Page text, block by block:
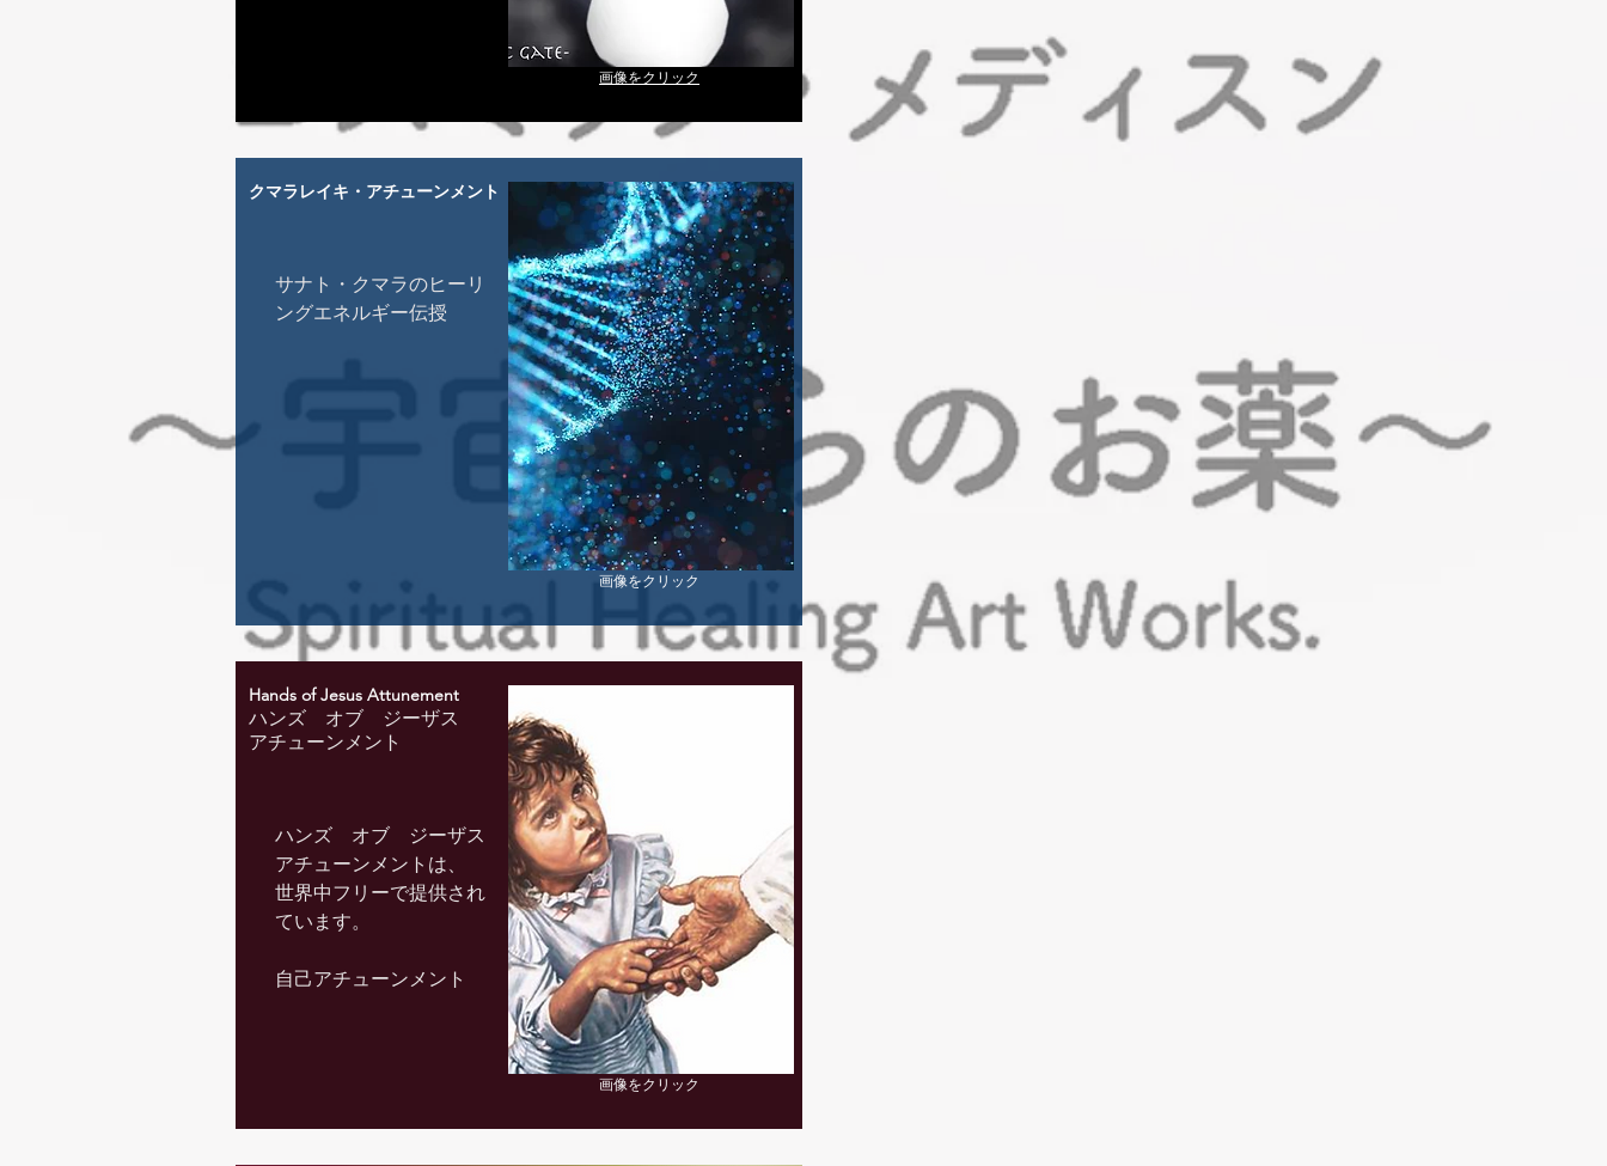
​画像をクリック
クマラレイキ・アチューンメント
サナト・クマラのヒーリ
ングエネルギー伝授
​画像をクリック
Hands of Jesus Attunement
​ハンズ オブ ジーザス
アチューンメント
​ハンズ オブ ジーザス
アチューンメントは、
世界中フリーで提供され
ています。
自己アチューンメント
画像をクリック